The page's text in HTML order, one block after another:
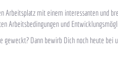
Arbeitsplatz mit einem interessanten und
Arbeitsbedingungen und
geweckt? Dann bewirb Dich noch heute bei